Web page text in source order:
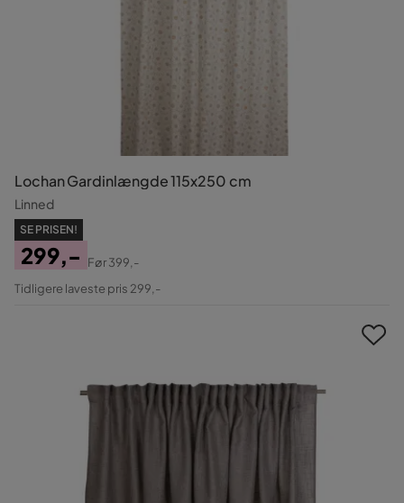
Lochan Gardinlængde 115x250 cm
Linned
SE PRISEN!
Pris
299,-
Original
Før399,-
Tidligere laveste pris 299,-